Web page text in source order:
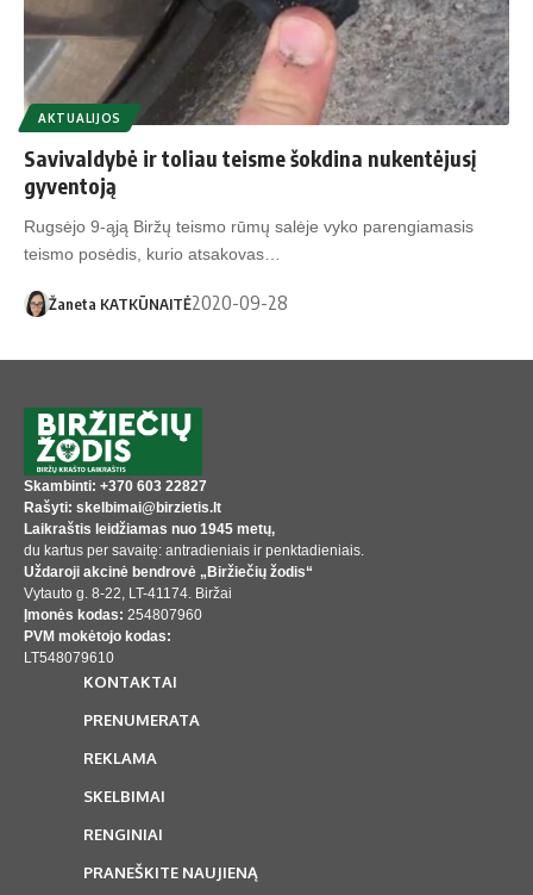
AKTUALIJOS
Savivaldybė ir toliau teisme šokdina nukentėjusį
gyventoją
Rugsėjo 9-ąją Biržų teismo rūmų salėje vyko parengiamasis
teismo posėdis, kurio atsakovas…
Žaneta KATKŪNAITĖ2020-09-28
Skambinti: +370 603 22827
Rašyti: skelbimai@birzietis.lt
Laikraštis leidžiamas nuo 1945 metų,
du kartus per savaitę: antradieniais ir penktadieniais.
Uždaroji akcinė bendrovė „Biržiečių žodis“
Vytauto g. 8-22, LT-41174. Biržai
Įmonės kodas: 254807960
PVM mokėtojo kodas:
LT548079610
KONTAKTAI
PRENUMERATA
REKLAMA
SKELBIMAI
RENGINIAI
PRANEŠKITE NAUJIENĄ